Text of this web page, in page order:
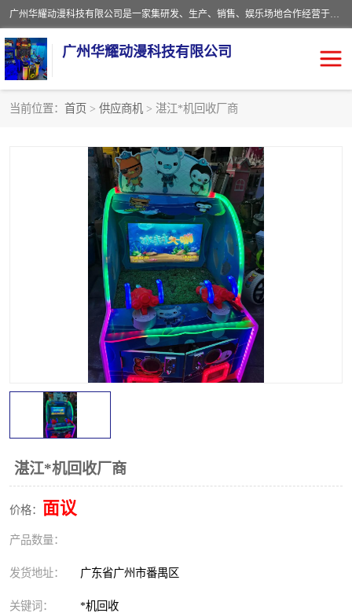
广州华耀动漫科技有限公司是一家集研发、生产、销售、娱乐场地合作经营于一体的动漫游戏公司。本公司拥有一支年轻化集研发生产到售后服务的队伍，及时地为客户提供、赚钱的产品。本公司以雄厚的实力、合理的价格、优良的服务与多家企业建立了长期的合作关系。热诚欢迎各界前来参观、考察、洽谈业务。目前公司经营的产品有：各种捕渔游戏机系列，大型模拟机系列、轮盘机系列、连线机系列、框体机系列、玛莉机系列等。
广州华耀动漫科技有限公司
当前位置： 首页 > 供应商机 > 湛江*机回收厂商
湛江*机回收厂商
价格： 面议
产品数量：
发货地址： 广东省广州市番禺区
关键词： *机回收
电玩城回收
儿童机回收
*机回收